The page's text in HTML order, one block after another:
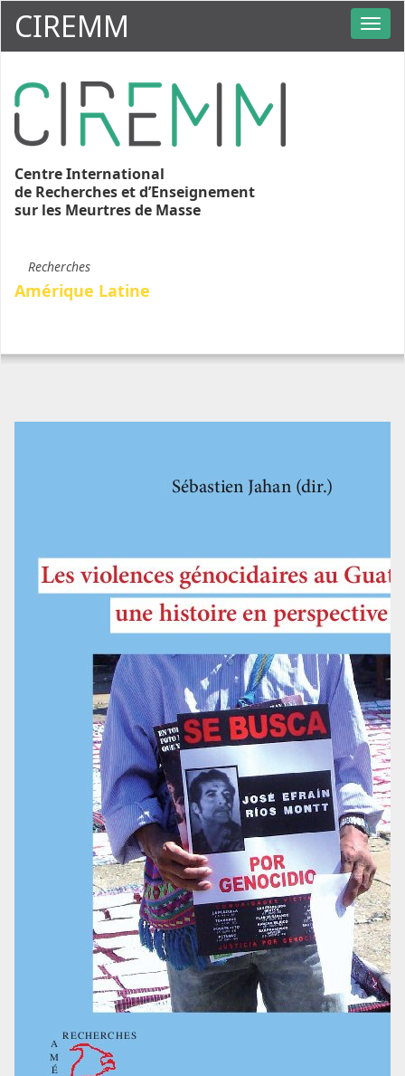
CIREMM
Centre International
de Recherches et d’Enseignement
sur les Meurtres de Masse
Recherches
Amérique Latine